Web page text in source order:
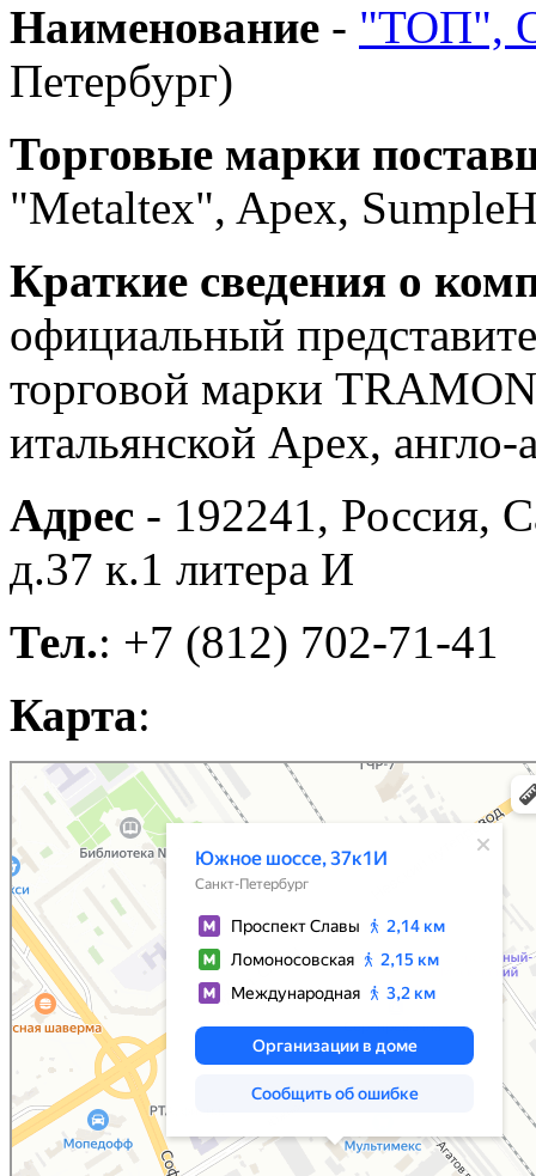
Наименование - "ТОП",
Петербург)
Торговые марки
"Metaltex", Apex,
Краткие сведения о
официальный
торговой марки
итальянской Apex,
Адрес - 192241, Россия,
д.37 к.1 литера И
Тел.: +7 (812) 702-71-41
Карта:
Санкт‑Петербург
Яндекс Карты — транспорт, навигация, поиск мест